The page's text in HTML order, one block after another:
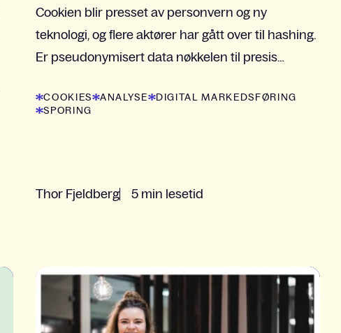
Cookien blir presset av personvern og ny
teknologi, og flere aktører har gått over til hashing.
Er pseudonymisert data nøkkelen til presis
COOKIES ANALYSE
DIGITAL MARKEDSFØRING
SPORING
Thor Fjeldberg 5 min lesetid